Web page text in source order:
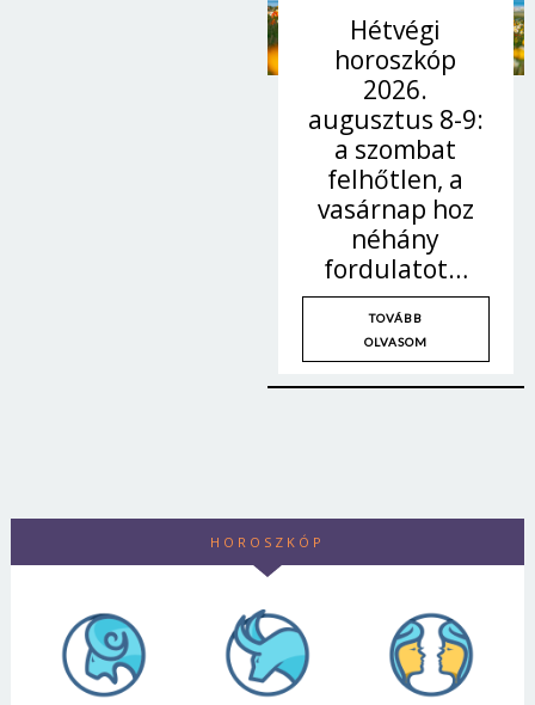
Hétvégi
horoszkóp
2026.
augusztus 8-9:
a szombat
felhőtlen, a
vasárnap hoz
néhány
fordulatot…
TOVÁBB
OLVASOM
HOROSZKÓP